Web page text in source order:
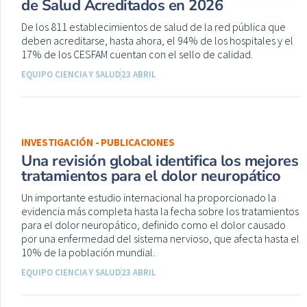
de Salud Acreditados en 2026
De los 811 establecimientos de salud de la red pública que
deben acreditarse, hasta ahora, el 94% de los hospitales y el
17% de los CESFAM cuentan con el sello de calidad.
EQUIPO CIENCIA Y SALUD23 ABRIL
INVESTIGACIÓN - PUBLICACIONES
Una revisión global identifica los mejores
tratamientos para el dolor neuropático
Un importante estudio internacional ha proporcionado la
evidencia más completa hasta la fecha sobre los tratamientos
para el dolor neuropático, definido como el dolor causado
por una enfermedad del sistema nervioso, que afecta hasta el
10% de la población mundial.
EQUIPO CIENCIA Y SALUD23 ABRIL